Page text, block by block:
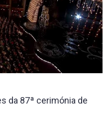
da 87ª cerimónia de